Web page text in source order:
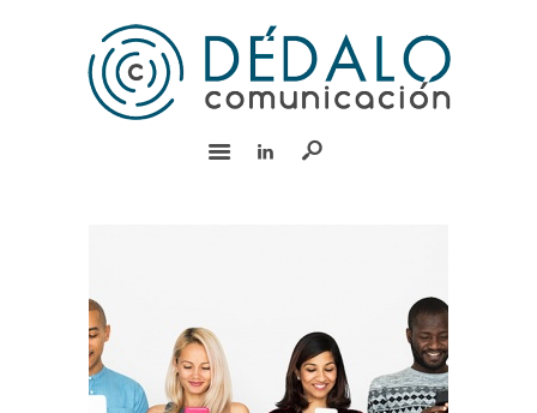
INICIO
SERVICIOS
English